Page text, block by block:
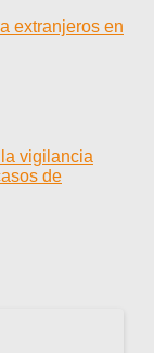
extranjeros en
vigilancia
de